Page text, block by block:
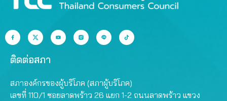
ติดต่อสภา
สภาองค์กรของผู้บริโภค (สภาผู้บริโภค)
เลขที่ 110/1 ซอยลาดพร้าว 26 แยก 1-2 ถนนลาดพร้าว แขวง